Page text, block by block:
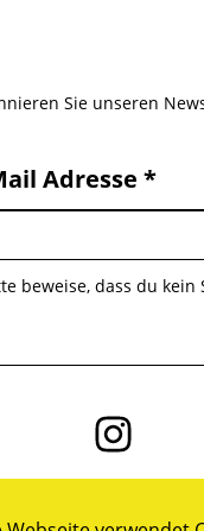
Sie unseren
Adresse
beweise, dass du
Folge
uns
auf